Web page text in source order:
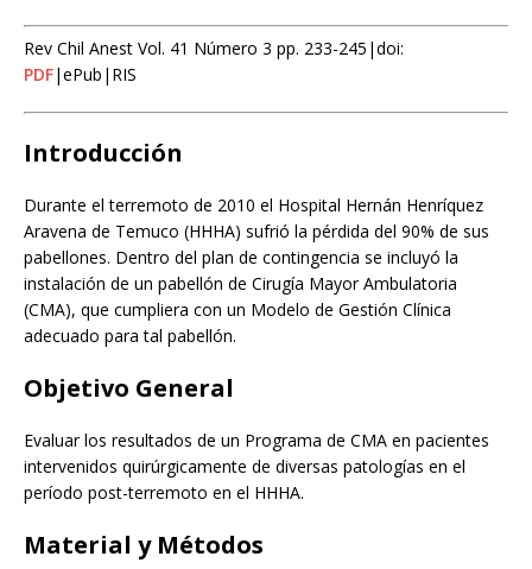
Rev Chil Anest Vol. 41 Número 3 pp. 233-245|doi:
PDF|ePub|RIS
Introducción
Durante el terremoto de 2010 el Hospital Hernán Henríquez
Aravena de Temuco (HHHA) sufrió la pérdida del 90% de sus
pabellones. Dentro del plan de contingencia se incluyó la
instalación de un pabellón de Cirugía Mayor Ambulatoria
(CMA), que cumpliera con un Modelo de Gestión Clínica
adecuado para tal pabellón.
Objetivo General
Evaluar los resultados de un Programa de CMA en pacientes
intervenidos quirúrgicamente de diversas patologías en el
período post-terremoto en el HHHA.
Material y Métodos